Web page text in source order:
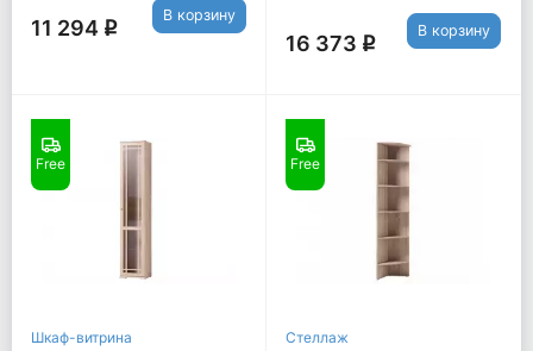
11 294 q
В корзину
16 373 q
В корзину
Free
Шкаф-витрина
Free
Стеллаж